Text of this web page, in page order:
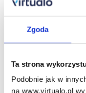
Zgoda
Ta strona
Podobnie jak w
na www.virtualo.pl
Filtruj